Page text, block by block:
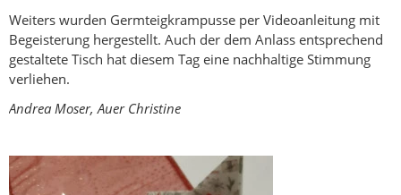
Weiters wurden Germteigkrampusse per Videoanleitung mit
Begeisterung hergestellt. Auch der dem Anlass entsprechend
gestaltete Tisch hat diesem Tag eine nachhaltige Stimmung
verliehen.
Andrea Moser, Auer Christine